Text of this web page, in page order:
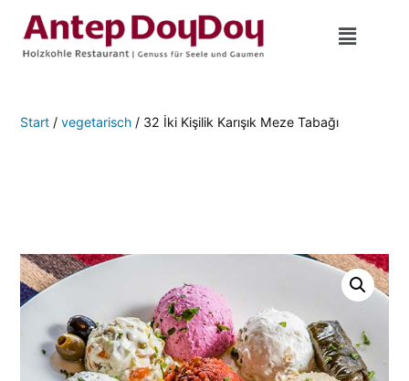
Start / vegetarisch / 32 İki Kişilik Karışık Meze Tabağı